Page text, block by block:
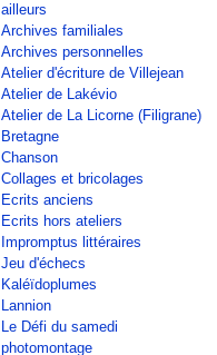
ailleurs
Archives familiales
Archives personnelles
Atelier d'écriture de Villejean
Atelier de Lakévio
Atelier de La Licorne (Filigrane)
Bretagne
Chanson
Collages et bricolages
Ecrits anciens
Ecrits hors ateliers
Impromptus littéraires
Jeu d'échecs
Kaléïdoplumes
Lannion
Le Défi du samedi
photomontage